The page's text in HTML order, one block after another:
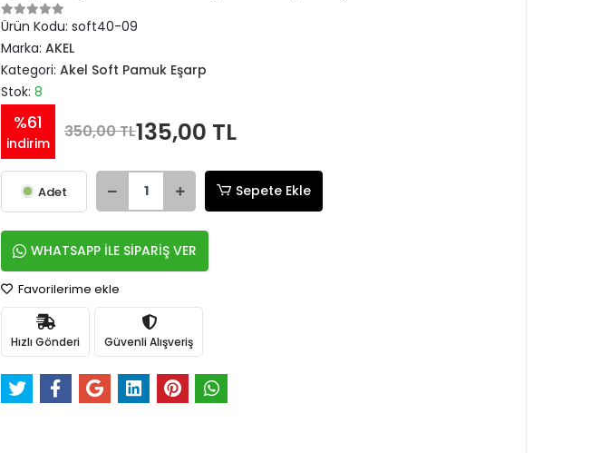
Ürün Kodu: soft40-09
Marka: AKEL
Kategori: Akel Soft Pamuk Eşarp
Stok: 8
%61
indirim
350,00 TL135,00 TL
Adet Sepete Ekle
WHATSAPP İLE SİPARİŞ VER
Favorilerime ekle
Hızlı Gönderi Güvenli Alışveriş